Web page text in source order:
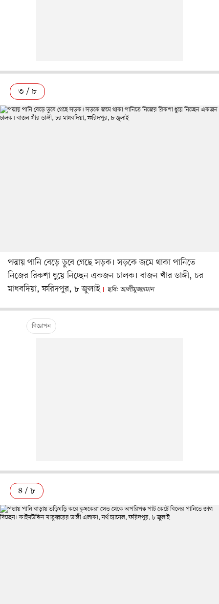
৩ / ৮
পদ্মায় পানি বেড়ে ডুবে গেছে সড়ক। সড়কে জমে থাকা পানিতে
নিজের রিকশা ধুয়ে নিচ্ছেন একজন চালক। বাজন খাঁর ডাঙ্গী, চর
মাধবদিয়া, ফরিদপুর, ৮ জুলাই
ছবি: আলীমুজ্জামান
৪ / ৮